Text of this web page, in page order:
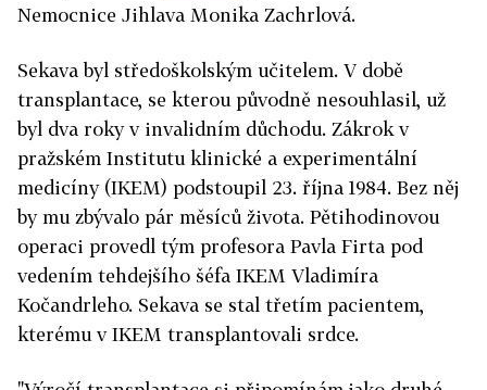
Nemocnice Jihlava Monika Zachrlová.
Sekava byl středoškolským učitelem. V době
transplantace, se kterou původně nesouhlasil, už
byl dva roky v invalidním důchodu. Zákrok v
pražském Institutu klinické a experimentální
medicíny (IKEM) podstoupil 23. října 1984. Bez něj
by mu zbývalo pár měsíců života. Pětihodinovou
operaci provedl tým profesora Pavla Firta pod
vedením tehdejšího šéfa IKEM Vladimíra
Kočandrleho. Sekava se stal třetím pacientem,
kterému v IKEM transplantovali srdce.